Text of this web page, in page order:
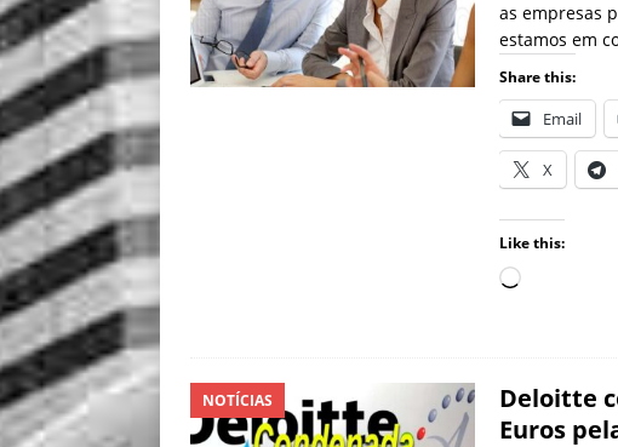
as empresas
estamos em
Share this:
Email
X
Like this:
NOTÍCIAS
Deloitte
Euros